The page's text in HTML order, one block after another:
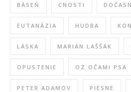
BÁSEŇ CNOSTI
EUTANÁZIA HUDBA
LÁSKA MARIÁN LAŠŠÁK
OPUSTENIE OZ OČAMI PSA
PETER ADAMOV PIESNE